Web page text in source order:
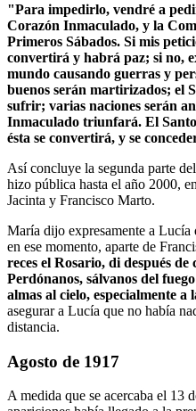
"Para impedirlo, vendré a
Corazón Inmaculado, y la
Primeros Sábados. Si mis
convertirá y habrá paz; si no,
mundo causando guerras y
buenos serán martirizados; el
sufrir; varias naciones serán
Inmaculado triunfará. El
ésta se convertirá, y se
Así concluye la segunda parte
hizo pública hasta el año 2000,
Jacinta y Francisco Marto.
María dijo expresamente a Lucía
en ese momento, aparte de
reces el Rosario, di después de
Perdónanos, sálvanos del
almas al cielo, especialmente a
asegurar a Lucía que no había
distancia.
Agosto de 1917
A medida que se acercaba el 13